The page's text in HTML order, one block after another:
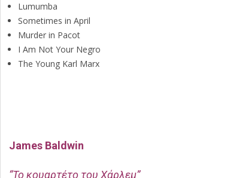
Lumumba
Sometimes in April
Murder in Pacot
I Am Not Your Negro
The Young Karl Marx
James Baldwin
“Το κουαρτέτο του Χάρλεμ”